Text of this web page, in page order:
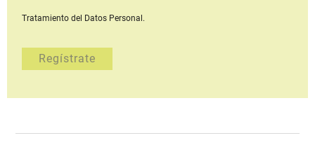
Tratamiento del Datos Personal.